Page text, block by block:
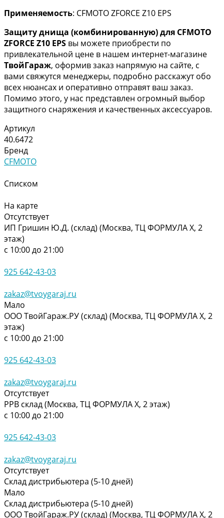
Применяемость: CFMOTO ZFORCE Z10 EPS
Защиту днища (комбинированную) для CFMOTO
ZFORCE Z10 EPS вы можете приобрести по
привлекательной цене в нашем интернет-магазине
ТвойГараж, оформив заказ напрямую на сайте, с
вами свяжутся менеджеры, подробно расскажут обо
всех нюансах и оперативно отправят ваш заказ.
Помимо этого, у нас представлен огромный выбор
защитного снаряжения и качественных аксессуаров.
Артикул
40.6472
Бренд
CFMOTO
Списком
На карте
Отсутствует
ИП Гришин Ю.Д. (склад) (Москва, ТЦ ФОРМУЛА Х, 2
этаж)
с 10:00 до 21:00
925 642-43-03
zakaz@tvoygaraj.ru
Мало
ООО ТвойГараж.РУ (склад) (Москва, ТЦ ФОРМУЛА Х, 2
этаж)
с 10:00 до 21:00
925 642-43-03
zakaz@tvoygaraj.ru
Отсутствует
РРВ склад (Москва, ТЦ ФОРМУЛА Х, 2 этаж)
с 10:00 до 21:00
925 642-43-03
zakaz@tvoygaraj.ru
Отсутствует
Склад дистрибьютера (5-10 дней)
Мало
Склад дистрибьютера (5-10 дней)
ООО ТвойГараж.РУ (склад) (Москва, ТЦ ФОРМУЛА Х, 2